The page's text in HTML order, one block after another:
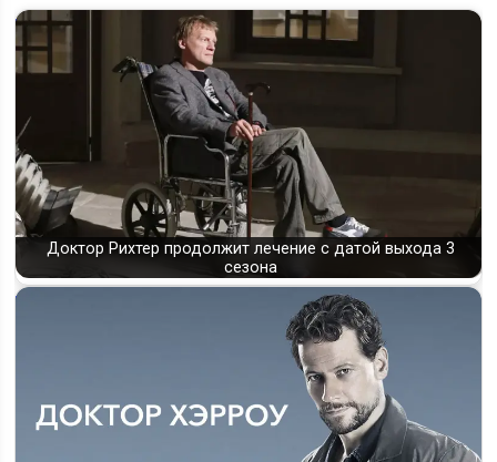
Доктор Рихтер продолжит лечение с датой выхода 3
сезона